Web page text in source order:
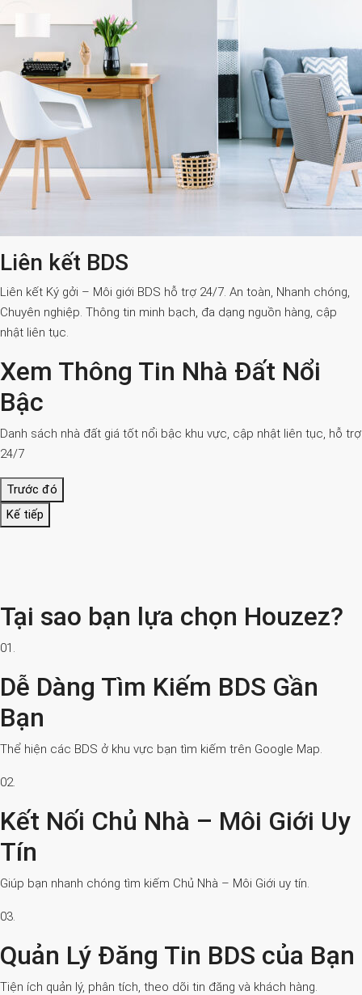
Liên kết BDS
Liên kết Ký gởi – Môi giới BDS hỗ trợ 24/7. An toàn, Nhanh chóng,
Chuyên nghiệp. Thông tin minh bạch, đa dạng nguồn hàng, cập
nhật liên tục.
Xem Thông Tin Nhà Đất Nổi
Bậc
Danh sách nhà đất giá tốt nổi bậc khu vực, cập nhật liên tục, hỗ trợ
24/7
Trước đó
Kế tiếp
Tại sao bạn lựa chọn Houzez?
01.
Dễ Dàng Tìm Kiếm BDS Gần
Bạn
Thể hiện các BDS ở khu vực bạn tìm kiếm trên Google Map.
02.
Kết Nối Chủ Nhà – Môi Giới Uy
Tín
Giúp bạn nhanh chóng tìm kiếm Chủ Nhà – Môi Giới uy tín.
03.
Quản Lý Đăng Tin BDS của Bạn
Tiện ích quản lý, phân tích, theo dõi tin đăng và khách hàng.